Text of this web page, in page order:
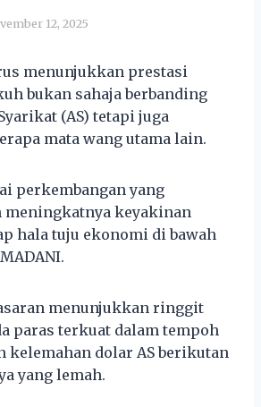
12, 2025
menunjukkan prestasi
bukan sahaja berbanding
(AS) tetapi juga
mata wang utama lain.
perkembangan yang
keyakinan
hala tuju ekonomi di bawah
menunjukkan ringgit
paras terkuat dalam tempoh
kelemahan dolar AS berikutan
yang lemah.